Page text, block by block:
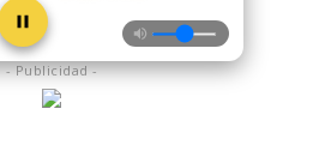
- Publicidad -